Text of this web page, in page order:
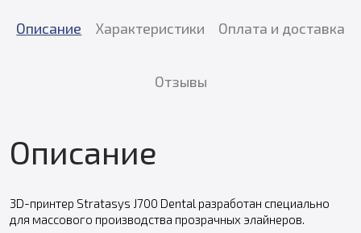
Описание Характеристики Оплата и доставка
Отзывы
Описание
3D-принтер Stratasys J700 Dental разработан специально
для массового производства прозрачных элайнеров.